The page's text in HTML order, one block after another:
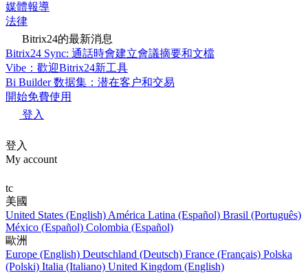
媒體報導
法律
Bitrix24的最新消息
Bitrix24 Sync: 通話時會建立會議摘要和文檔
Vibe：歡迎Bitrix24新工具
Bi Builder 数据集：潜在客户和交易
開始免費使用
登入
登入
My account
tc
美國
United States (English) América Latina (Español) Brasil (Português)
México (Español) Colombia (Español)
歐洲
Europe (English) Deutschland (Deutsch) France (Français) Polska
(Polski) Italia (Italiano) United Kingdom (English)